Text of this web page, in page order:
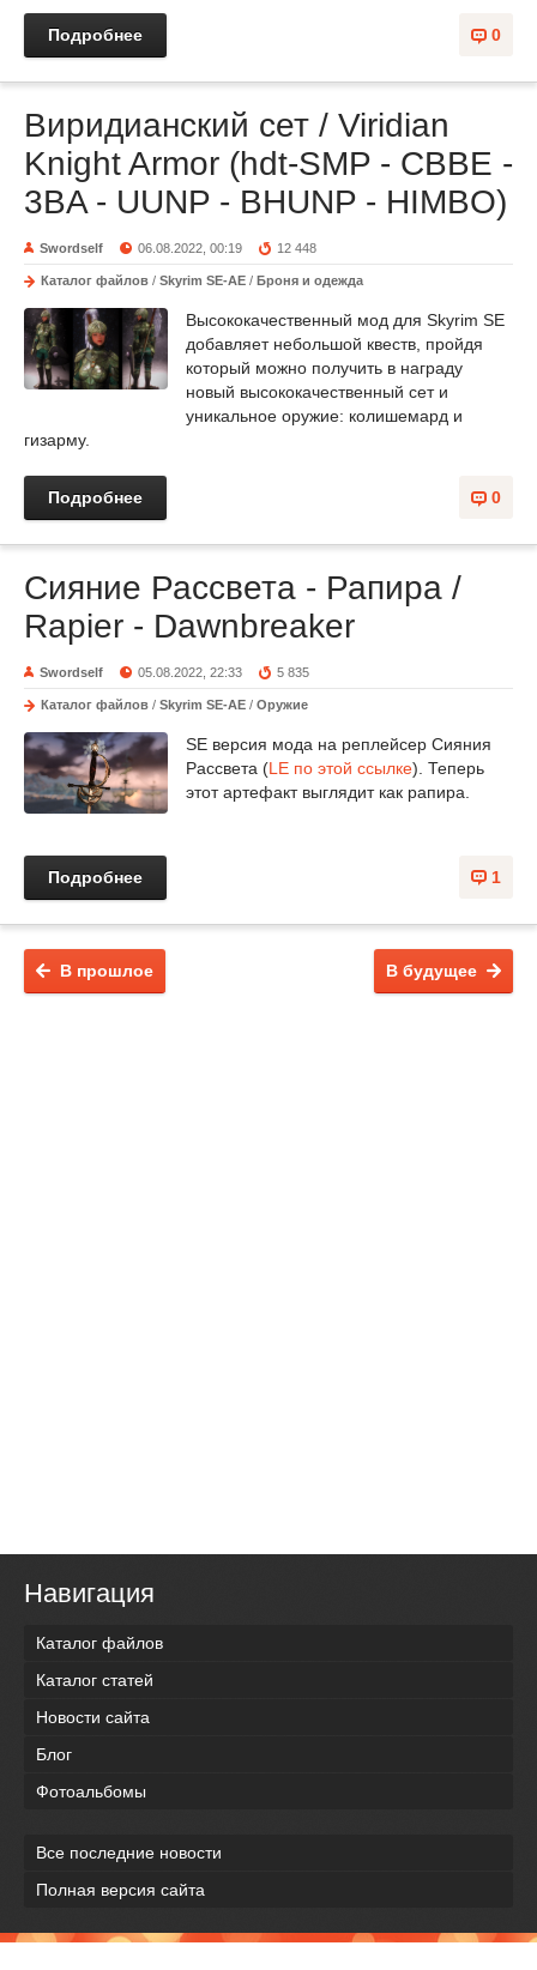
0
Подробнее
Виридианский сет / Viridian
Knight Armor (hdt-SMP - CBBE -
3BA - UUNP - BHUNP - HIMBO)
Swordself 06.08.2022, 00:19 12 448
Каталог файлов / Skyrim SE-AE / Броня и одежда
Высококачественный мод для Skyrim SE
добавляет небольшой квеств, пройдя
который можно получить в награду
новый высококачественный сет и
уникальное оружие: колишемард и
гизарму.
0
Подробнее
Сияние Рассвета - Рапира /
Rapier - Dawnbreaker
Swordself 05.08.2022, 22:33 5 835
Каталог файлов / Skyrim SE-AE / Оружие
SE версия мода на реплейсер Сияния
Рассвета (LE по этой ссылке). Теперь
этот артефакт выглядит как рапира.
1
Подробнее
В будущее
В прошлое
Навигация
Каталог файлов
Каталог статей
Новости сайта
Блог
Фотоальбомы
Все последние новости
Полная версия сайта